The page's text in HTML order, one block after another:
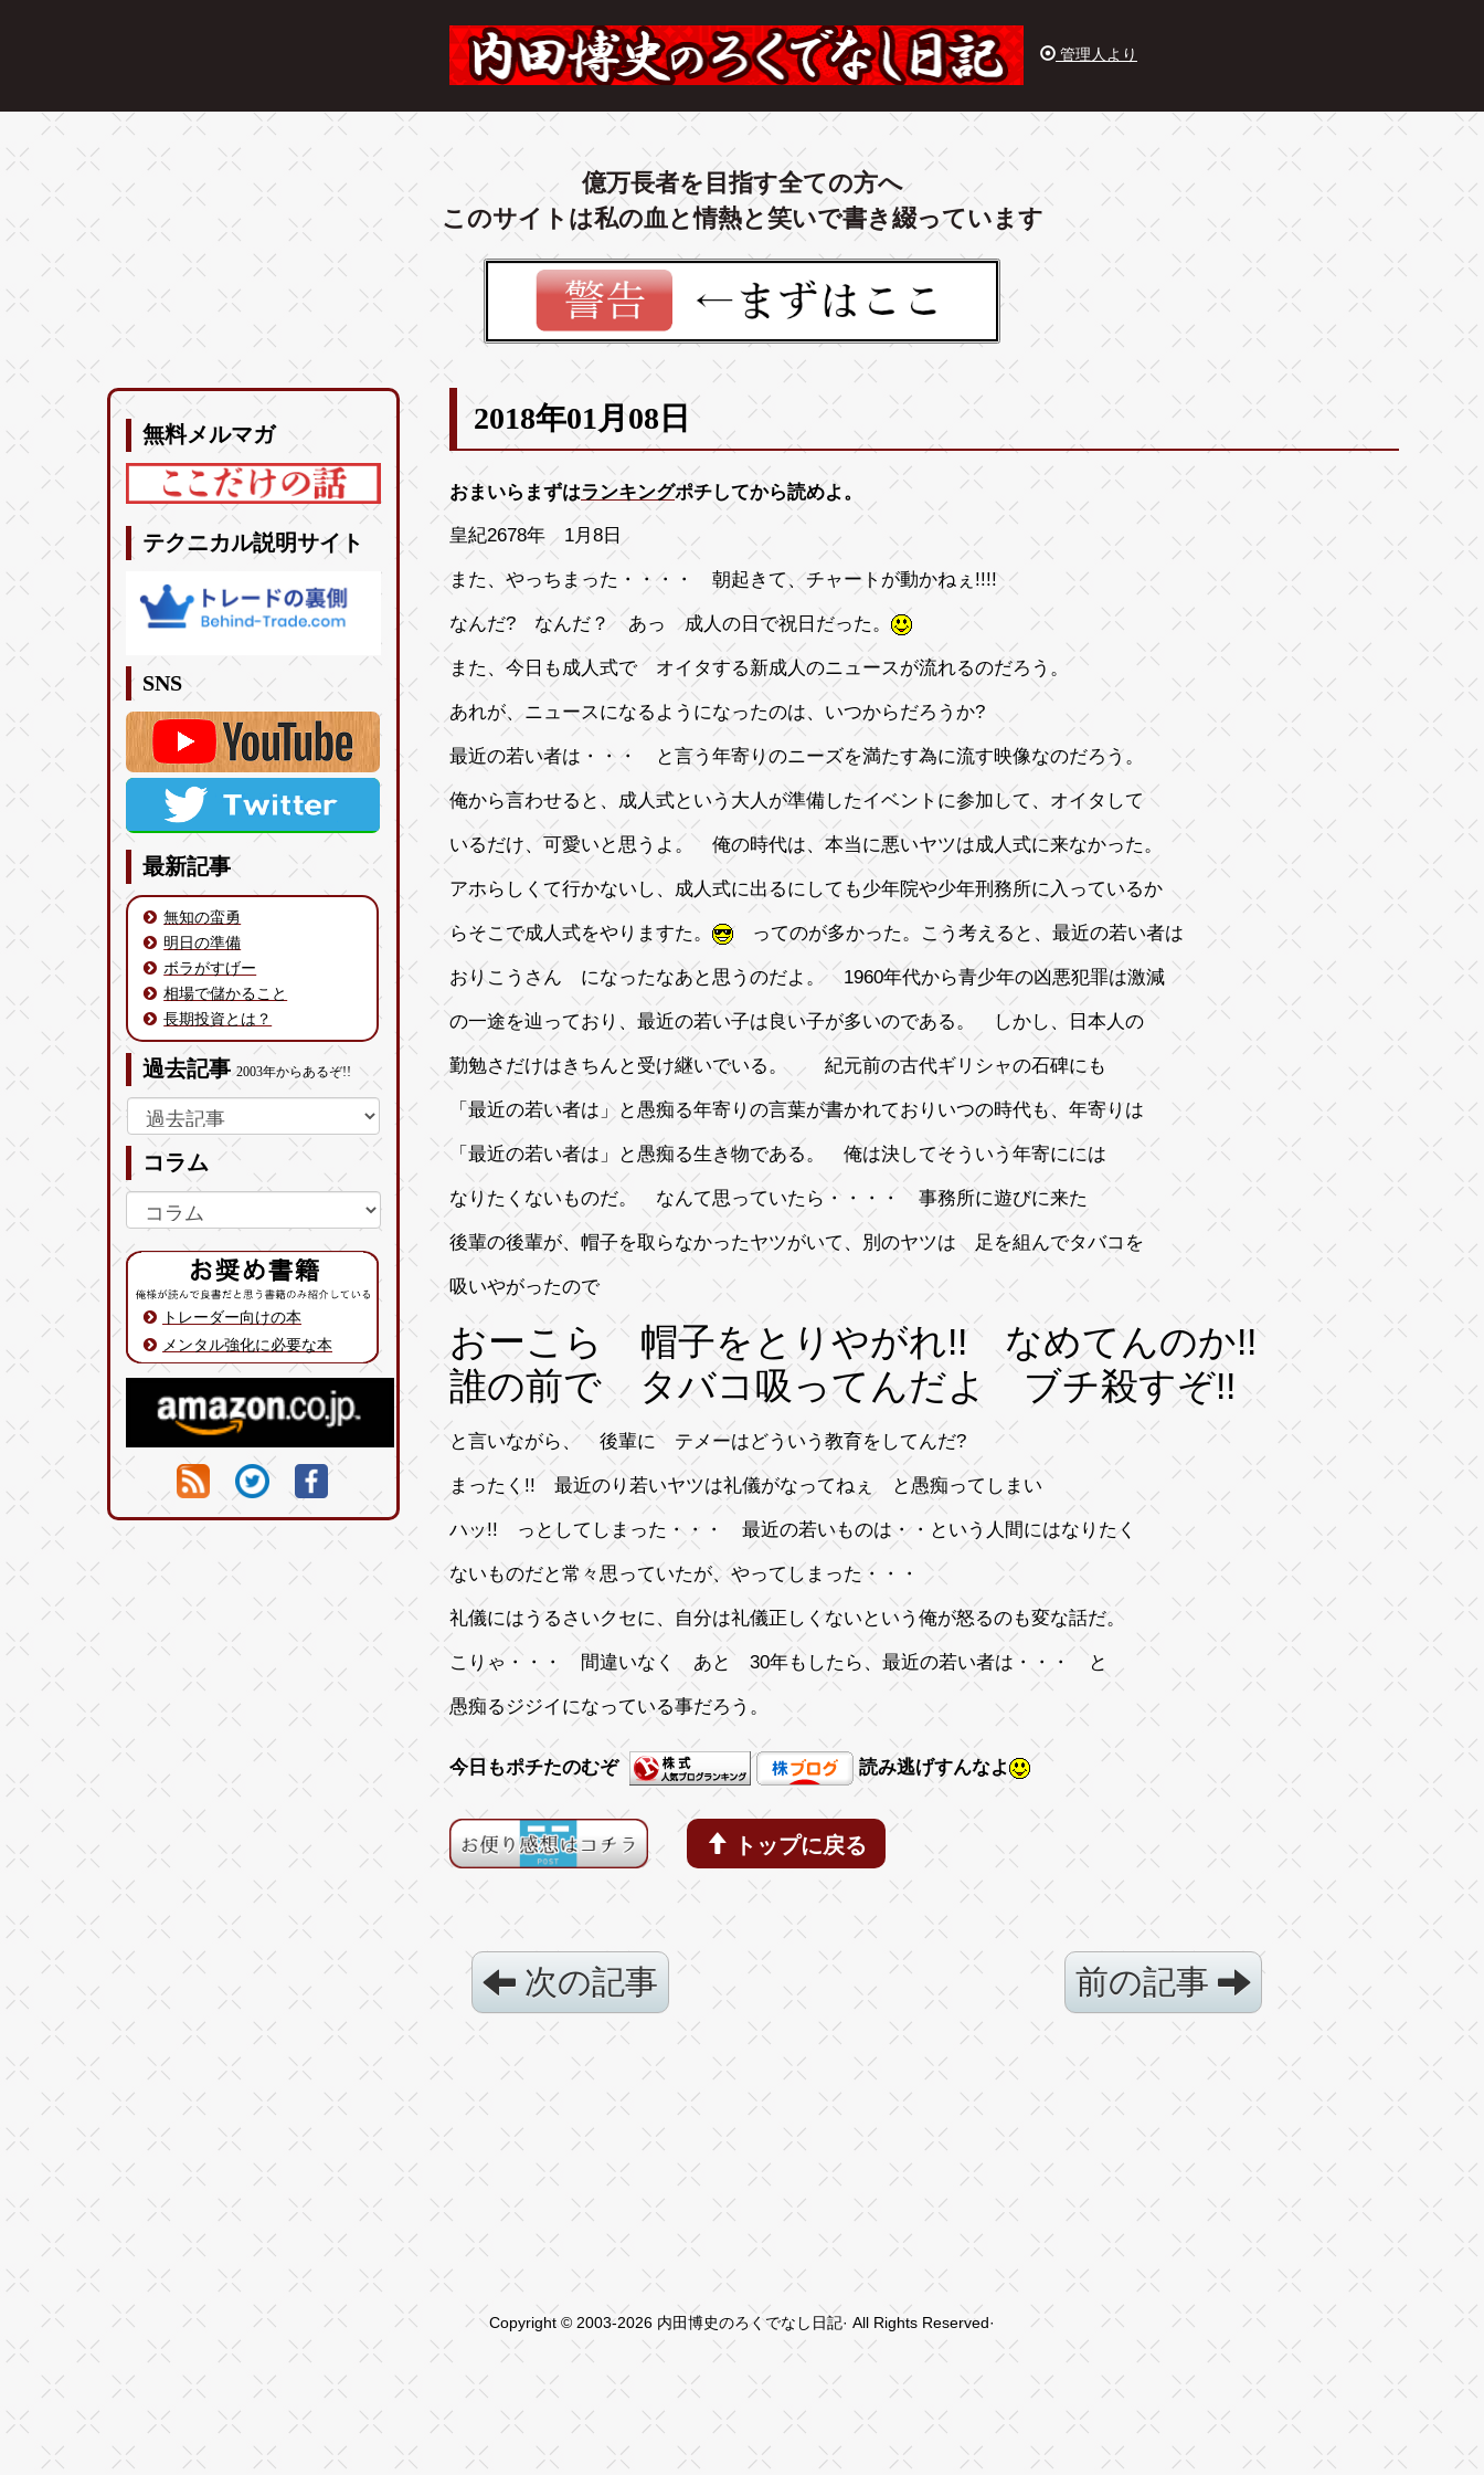
管理人より
億万長者を目指す全ての方へ
このサイトは私の血と情熱と笑いで書き綴っています
無料メルマガ
テクニカル説明サイト
SNS
最新記事
無知の蛮勇
明日の準備
ボラがすげー
相場で儲かること
長期投資とは？
過去記事2003年からあるぞ!!
コラム
トレーダー向けの本
メンタル強化に必要な本
2018年01月08日
おまいらまずはランキングポチしてから読めよ。
皇紀2678年 1月8日
また、やっちまった・・・・ 朝起きて、チャートが動かねぇ!!!!
なんだ? なんだ？ あっ 成人の日で祝日だった。
また、今日も成人式で オイタする新成人のニュースが流れるのだろう。
あれが、ニュースになるようになったのは、いつからだろうか?
最近の若い者は・・・ と言う年寄りのニーズを満たす為に流す映像なのだろう。
俺から言わせると、成人式という大人が準備したイベントに参加して、オイタして
いるだけ、可愛いと思うよ。 俺の時代は、本当に悪いヤツは成人式に来なかった。
アホらしくて行かないし、成人式に出るにしても少年院や少年刑務所に入っているか
らそこで成人式をやりますた。 ってのが多かった。こう考えると、最近の若い者は
おりこうさん になったなあと思うのだよ。 1960年代から青少年の凶悪犯罪は激減
の一途を辿っており、最近の若い子は良い子が多いのである。 しかし、日本人の
勤勉さだけはきちんと受け継いでいる。 紀元前の古代ギリシャの石碑にも
「最近の若い者は」と愚痴る年寄りの言葉が書かれておりいつの時代も、年寄りは
「最近の若い者は」と愚痴る生き物である。 俺は決してそういう年寄にには
なりたくないものだ。 なんて思っていたら・・・・ 事務所に遊びに来た
後輩の後輩が、帽子を取らなかったヤツがいて、別のヤツは 足を組んでタバコを
吸いやがったので
おーこら 帽子をとりやがれ!! なめてんのか!!
誰の前で タバコ吸ってんだよ ブチ殺すぞ!!
と言いながら、 後輩に テメーはどういう教育をしてんだ?
まったく!! 最近のり若いヤツは礼儀がなってねぇ と愚痴ってしまい
ハッ!! っとしてしまった・・・ 最近の若いものは・・という人間にはなりたく
ないものだと常々思っていたが、やってしまった・・・
礼儀にはうるさいクセに、自分は礼儀正しくないという俺が怒るのも変な話だ。
こりゃ・・・ 間違いなく あと 30年もしたら、最近の若い者は・・・ と
愚痴るジジイになっている事だろう。
今日もポチたのむぞ 読み逃げすんなよ
トップに戻る
次の記事 前の記事
Copyright © 2003-2026 内田博史のろくでなし日記· All Rights Reserved·